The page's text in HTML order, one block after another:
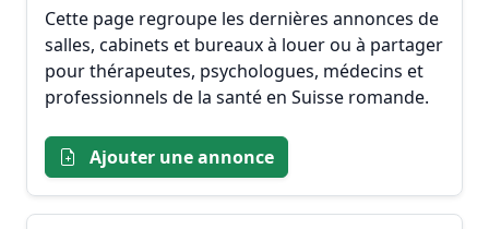
Cette page regroupe les dernières annonces de
salles, cabinets et bureaux à louer ou à partager
pour thérapeutes, psychologues, médecins et
professionnels de la santé en Suisse romande.
Ajouter une annonce